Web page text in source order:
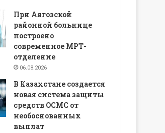
При Аягозской
районной больнице
построено
современное МРТ-
отделение
06.08.2026
В Казахстане создается
новая система защиты
средств ОСМС от
необоснованных
выплат